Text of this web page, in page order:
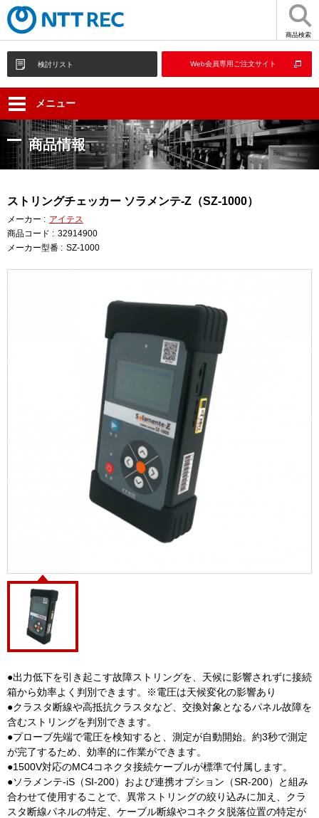
商品検索
検討リスト Web会員専用ご注文サイト
メニュー
商品情報
ストリングチェッカー ソラメンテ-Z（SZ-1000）
メーカー : アイテス
商品コード : 32914900
メーカー型番 : SZ-1000
●出力低下を引き起こす故障ストリングを、天候に影響されずに接続
箱から効率よく判別できます。※電圧は天候変化の影響あり
●クラスタ断線や高抵抗クラスタなど、交換対象となるパネル故障を
含むストリングを判別できます。
●プローブ先端で電圧を検知すると、測定が自動開始。約3秒で測定
が完了するため、効率的に作業ができます。
●1500V対応のMC4コネクタ接続ケーブルが標準で付属します。
●ソラメンテ-iS（SI-200）および連携オプション（SR-200）と組み
合わせて使用することで、異常ストリングの絞り込みに加え、クラ
スタ断線パネルの特定、ケーブル断線やコネクタ脱落位置の特定が